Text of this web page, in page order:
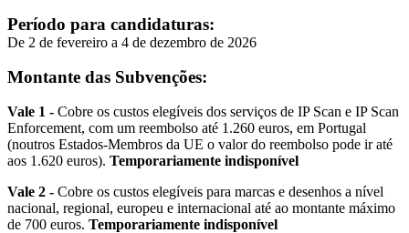
Período para candidaturas:
De 2 de fevereiro a 4 de dezembro de 2026
Montante das Subvenções:
Vale 1 - Cobre os custos elegíveis dos serviços de IP Scan e IP Scan
Enforcement, com um reembolso até 1.260 euros, em Portugal
(noutros Estados-Membros da UE o valor do reembolso pode ir até
aos 1.620 euros). Temporariamente indisponível
Vale 2 - Cobre os custos elegíveis para marcas e desenhos a nível
nacional, regional, europeu e internacional até ao montante máximo
de 700 euros. Temporariamente indisponível